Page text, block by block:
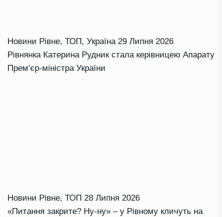
Новини Рівне, ТОП, Україна 29 Липня 2026
Рівнянка Катерина Рудник стала керівницею Апарату
Прем’єр-міністра України
Новини Рівне, ТОП 28 Липня 2026
«Питання закрите? Ну-ну» – у Рівному кличуть на